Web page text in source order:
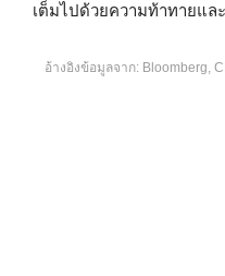
เต็มไปด้วยความท้าทายแล
อ้างอิงข้อมูลจาก: Bloomberg,